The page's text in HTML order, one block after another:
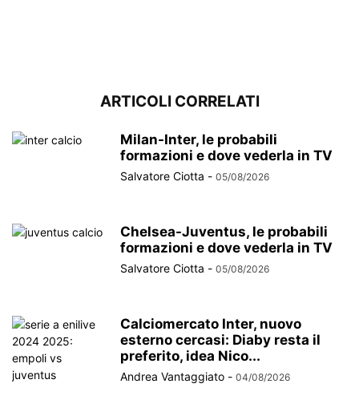
ARTICOLI CORRELATI
Milan-Inter, le probabili
formazioni e dove vederla in TV
Salvatore Ciotta - 05/08/2026
Chelsea-Juventus, le probabili
formazioni e dove vederla in TV
Salvatore Ciotta - 05/08/2026
Calciomercato Inter, nuovo
esterno cercasi: Diaby resta il
preferito, idea Nico...
Andrea Vantaggiato - 04/08/2026